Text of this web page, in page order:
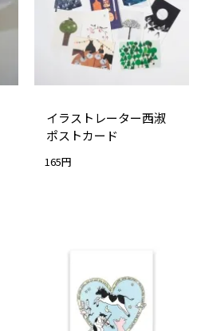
イラストレーター西淑
ポストカード
165円